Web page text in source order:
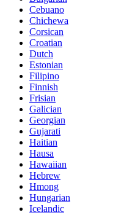
Cebuano
Chichewa
Corsican
Croatian
Dutch
Estonian
Filipino
Finnish
Frisian
Galician
Georgian
Gujarati
Haitian
Hausa
Hawaiian
Hebrew
Hmong
Hungarian
Icelandic